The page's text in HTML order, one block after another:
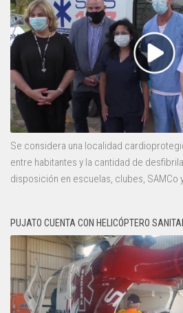
Se considera una localidad
entre habitantes y la cantidad de
disposición en escuelas, clubes, SAMCo
PUJATO CUENTA CON HELICÓPTERO